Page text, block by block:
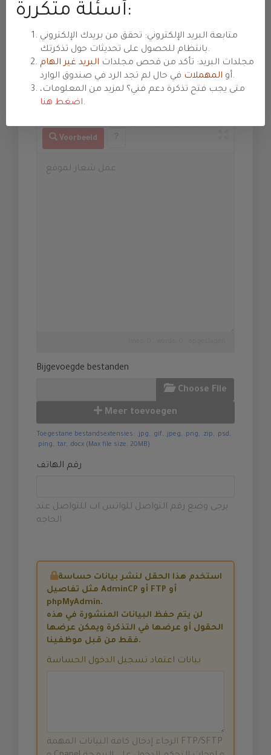
Prioriteit
Bericht
Voorbeeld
Bijgevoegde bestanden
Choose File
Meer toevoegen
Toegestane bestandsextensies: .jpg, .gif, .jpeg, .png, .zip, .psd,
.ping, .tar, .docx (Max file size: 20MB)
رقم الهاتف
يرجى وضع رقم التواصل للواتس اب للتواصل عند
الحاجه
استخدم هذا الحقل لنشر بيانات حساسة
مثل تفاصيل AdminCP أو FTP أو
phpMyAdmin.
لن يتم حفظ البيانات المنشورة في هذه
الحقول أو عرضها في التذكرة ويمكن عرضها
فقط من قبل موظفينا.
بيانات اعتماد تسجيل الدخول الحساسة
الرجاء إدخال كافة البيانات المهمة FTP/SFTP
أسئلة متكررة:
متابعة البريد الإلكتروني: تحقق من بريدك الإلكتروني
بانتظام للحصول على تحديثات حول تذكرتك.
مجلدات البريد: تأكد من فحص مجلدات البريد غير الهام
أو المهملات
في حال لم تجد الرد في صندوق الوارد.
متى يجب فتح تذكرة دعم فني؟ لمزيد من المعلومات،
اضغط هنا.